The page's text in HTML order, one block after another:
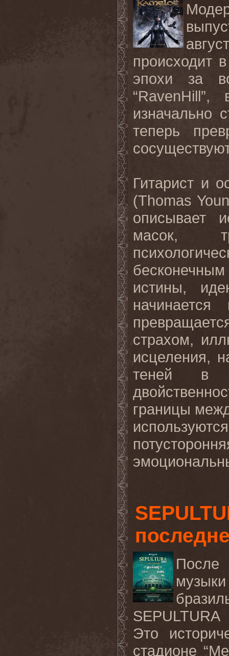
происходит
эпохи за
“RavenHill”,
изначально
теперь
Гитарист и
(Thomas
описывает
масок,
истины,
страхом,
исцеления,
теней в
границы
После
Это
стадионе